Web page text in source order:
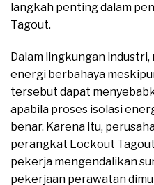
langkah penting dalam
Tagout.
Dalam lingkungan
energi berbahaya
tersebut dapat
apabila proses isolasi
benar. Karena itu,
perangkat Lockout
pekerja mengendalikan
pekerjaan perawatan